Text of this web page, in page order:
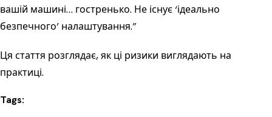
вашій машині… гостренько. Не існує ‘ідеально
безпечного’ налаштування.”
Ця стаття розглядає, як ці ризики виглядають на
практиці.
Tags: